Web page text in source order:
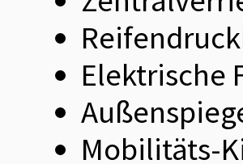
Elektrische
Mobilitäts-